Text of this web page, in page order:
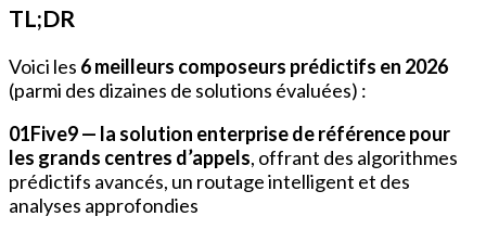
en
2026
:
Comparatif
&
Guide
TL;DR
Voici les 6 meilleurs composeurs prédictifs en 2026
(parmi des dizaines de solutions évaluées) :
01Five9 — la solution enterprise de référence pour
les grands centres d’appels, offrant des algorithmes
prédictifs avancés, un routage intelligent et des
analyses approfondies